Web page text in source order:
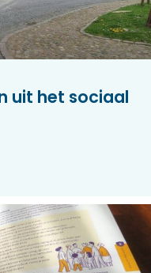
uit het sociaal